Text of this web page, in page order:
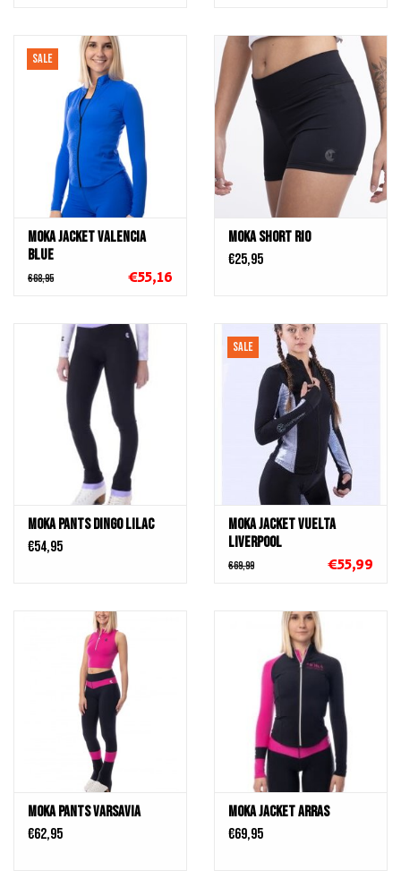
SALE
MOKA JACKET VALENCIA
BLUE
€68,95 €55,16
MOKA Short Rio
€25,95
MOKA Pants dingo Lilac
€54,95
SALE
MOKA JACKET VUELTA
LIVERPOOL
€69,99 €55,99
MOKA Pants Varsavia
€62,95
MOKA Jacket Arras
€69,95